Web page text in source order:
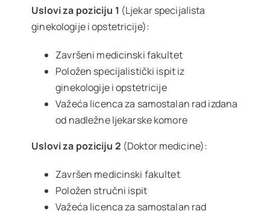
Uslovi za poziciju 1 (Ljekar specijalista
ginekologije i opstetricije):
Završeni medicinski fakultet
Položen specijalistički ispit iz
ginekologije i opstetricije
Važeća licenca za samostalan rad izdana
od nadležne ljekarske komore
Uslovi za poziciju 2 (Doktor medicine):
Završen medicinski fakultet
Položen stručni ispit
Važeća licenca za samostalan rad